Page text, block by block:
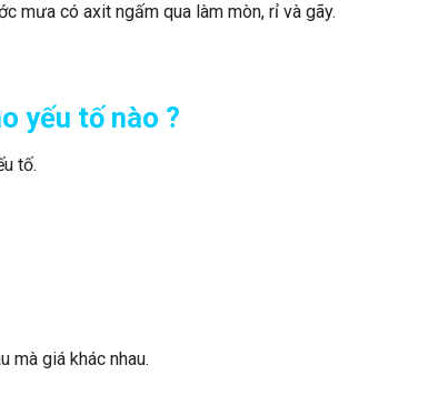
mưa có axit ngấm qua làm mòn, rỉ và gãy.
yếu tố nào ?
tố.
mà giá khác nhau.